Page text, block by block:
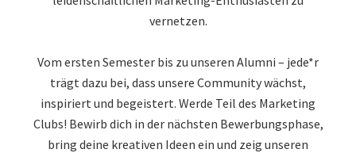
vernetzen.
Vom ersten Semester bis zu unseren Alumni – jede*r
trägt dazu bei, dass unsere Community wächst,
inspiriert und begeistert. Werde Teil des Marketing
Clubs! Bewirb dich in der nächsten Bewerbungsphase,
bring deine kreativen Ideen ein und zeig unseren